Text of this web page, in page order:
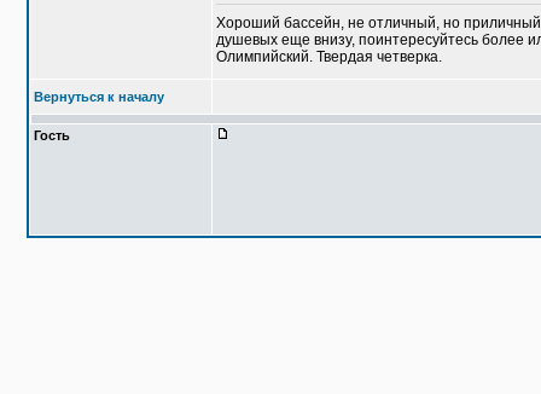
Хороший бассейн, не отличный, но
душевых еще внизу, поинтересуйтесь более
Олимпийский. Твердая четверка.
Вернуться к началу
Гость